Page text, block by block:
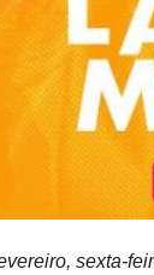
sexta-